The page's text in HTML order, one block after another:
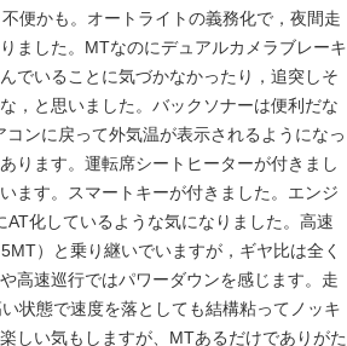
便かも。オートライトの義務化で，夜間走
ました。MTなのにデュアルカメラブレーキ
でいることに気づかなかったり，追突しそ
，と思いました。バックソナーは便利だな
ンに戻って外気温が表示されるようになっ
ります。運転席シートヒーターが付きまし
ます。スマートキーが付きました。エンジ
化しているような気になりました。高速
）と乗り継いでいますが，ギヤ比は全く
高速巡行ではパワーダウンを感じます。走
状態で速度を落としても結構粘ってノッキ
しい気もしますが、MTあるだけでありがた